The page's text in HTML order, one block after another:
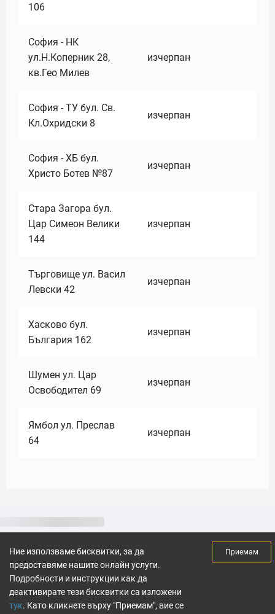
106
София - НК
ул.Н.Коперник 28,
кв.Гео Милев
изчерпан
София - ТУ бул. Св.
Кл.Охридски 8
изчерпан
София - ХБ бул.
Христо Ботев №87
изчерпан
Стара Загора бул.
Цар Симеон Велики
144
изчерпан
Търговище ул. Васил
Левски 42
изчерпан
Хасково бул.
България 162
изчерпан
Шумен ул. Цар
Освободител 69
изчерпан
Ямбол ул. Преслав
64
изчерпан
Ние използваме бисквитки, за да
предоставяме нашите онлайн услуги.
Подробности и инструкции как да
деактивирате тези бисквитки са изложени
тук. Като кликнете върху "Приемам", вие се
Приемам